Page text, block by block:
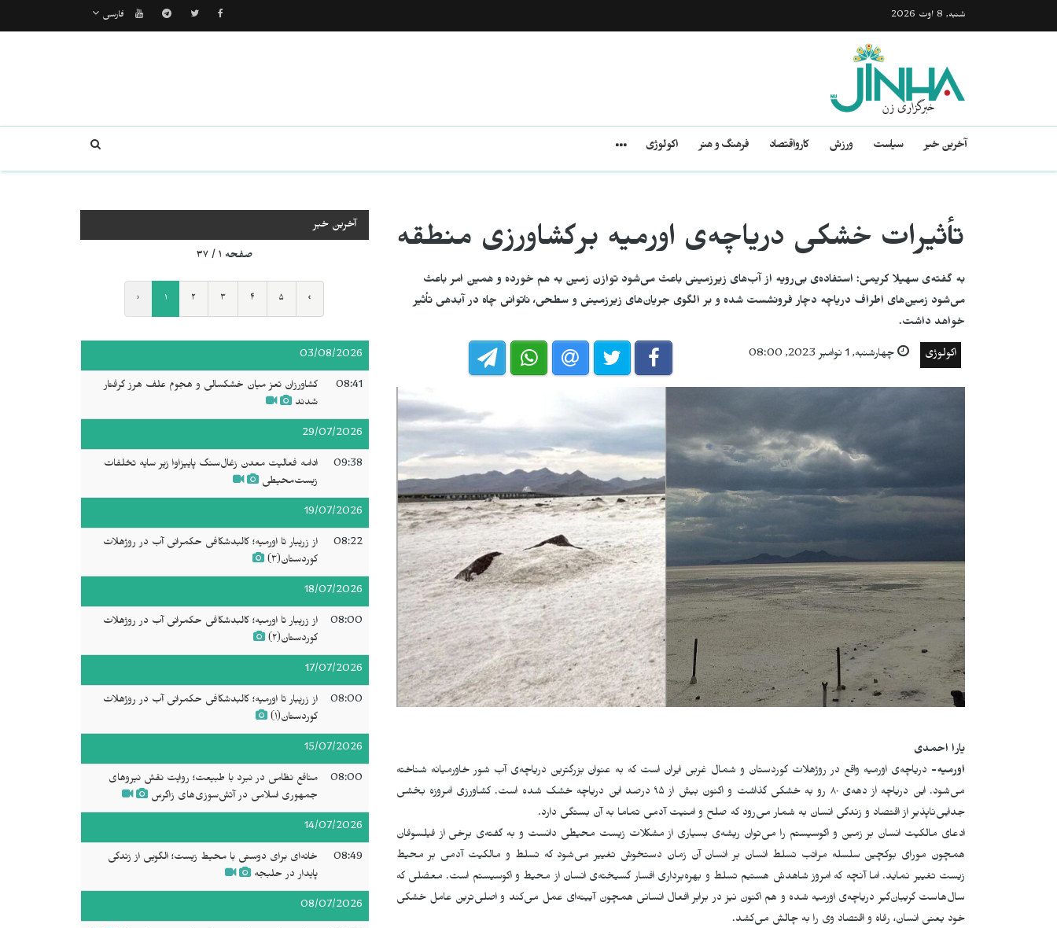
شنبه, 8 اوت 2026 فارسی
آخرین خبر سیاست ورزش کارواقتصاد فرهنگ و هنر اکولوژی
تأثیرات خشکی دریاچه‌ی اورمیه بر‌کشاورزی منطقه
بە گفتەی سهیلا کریمی: استفاده‌ی بی‌رویه از آب‌های زیرزمینی باعث می‌شود توازن زمین به هم خوردە و همین امر باعث
می‌شود زمین‌های اطراف دریاچه دچار فرونشست شدە و بر الگوی جریان‌های زیرزمینی و سطحی، ناتوانی چاه در آبدهی تأثیر
خواهد داشت.
اکولوژی چهارشنبه, 1 نوامبر 2023, 08:00
یارا احمدی
اورمیه- دریاچه‌ی اورمیه واقع در روژهلات کوردستان و شمال غربی ایران است که به عنوان بزرگترین دریاچه‌ی آب شور خاورمیانه شناخته
می‌شود. این دریاچه از دهه‌ی ۸۰ رو به خشکی گذاشت و اکنون بیش از ۹۵ درصد این دریاچه خشک شده است. کشاورزی امروزه بخشی
جدایی‌ناپذیر از اقتصاد و زندگی انسان به شمار می‌رود که صلح و امنیت آدمی تماما به آن بستگی دارد.
ادعای مالکیت انسان بر زمین و اکوسیستم را می‌توان ریشه‌ی بسیاری از مشکلات زیست محیطی دانست و به گفته‌ی برخی از فیلسوفان
همچون مورای بوکچین سلسله مراتب تسلط انسان بر انسان آن زمان دستخوش تغییر می‌شود که تسلط و مالکیت آدمی بر محیط
زیست تغییر نماید. اما آنچه که امروز شاهدش هستیم تسلط و بهره‌برداری افسار گسیخته‌ی انسان از محیط و اکوسیستم است. معضلی که
سال‌ها‌ست گریبان‌گیر دریاچه‌ی اورمیه شده و هم اکنون نیز در برابر افعال انسانی همچون آیینه‌ای عمل می‌کند و اصلی‌ترین عامل خشکی
خود یعنی انسان، رفاه و اقتصاد وی را به چالش می‌کشد.
آخرین خبر
صفحه ۱ / ۳۷
‹ ۱ ۲ ۳ ۴ ۵ ›
03/08/2026
08:41
کشاورزان تعز میان خشکسالی و هجوم علف هرز گرفتار
شدند
29/07/2026
09:38
ادامه فعالیت معدن زغال‌سنگ پاییزاوا زیر سایه تخلفات
زیست‌محیطی
19/07/2026
08:22
از زریبار تا اورمیه؛ کالبدشکافی حکمرانی آب در روژهلات
کوردستان(۳)
18/07/2026
08:00
از زریبار تا اورمیه؛ کالبدشکافی حکمرانی آب در روژهلات
کوردستان(۲)
17/07/2026
08:00
از زریبار تا اورمیه؛ کالبدشکافی حکمرانی آب در روژهلات
کوردستان(۱)
15/07/2026
08:00
منافع نظامی در نبرد با طبیعت؛ روایت نقش نیروهای
جمهوری اسلامی در آتش‌سوزی‌های زاگرس
14/07/2026
08:49
خانه‌ای برای دوستی با محیط زیست؛ الگویی از زندگی
پایدار در حلبجه
08/07/2026